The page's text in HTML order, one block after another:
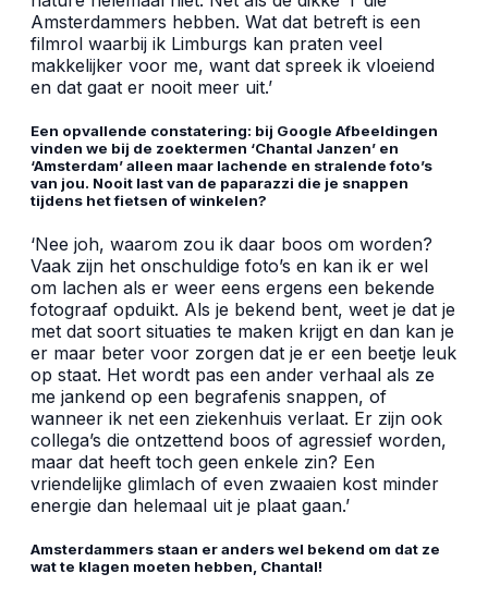
Amsterdammers hebben. Wat dat betreft is een
filmrol waarbij ik Limburgs kan praten veel
makkelijker voor me, want dat spreek ik vloeiend
en dat gaat er nooit meer uit.’
Een opvallende constatering: bij Google Afbeeldingen
vinden we bij de zoektermen ‘Chantal Janzen’ en
‘Amsterdam’ alleen maar lachende en stralende foto’s
van jou. Nooit last van de paparazzi die je snappen
tijdens het fietsen of winkelen?
‘Nee joh, waarom zou ik daar boos om worden?
Vaak zijn het onschuldige foto’s en kan ik er wel
om lachen als er weer eens ergens een bekende
fotograaf opduikt. Als je bekend bent, weet je dat je
met dat soort situaties te maken krijgt en dan kan je
er maar beter voor zorgen dat je er een beetje leuk
op staat. Het wordt pas een ander verhaal als ze
me jankend op een begrafenis snappen, of
wanneer ik net een ziekenhuis verlaat. Er zijn ook
collega’s die ontzettend boos of agressief worden,
maar dat heeft toch geen enkele zin? Een
vriendelijke glimlach of even zwaaien kost minder
energie dan helemaal uit je plaat gaan.’
Amsterdammers staan er anders wel bekend om dat ze
wat te klagen moeten hebben, Chantal!